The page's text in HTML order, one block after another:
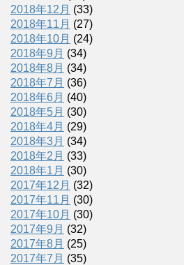
2018年12月 (33)
2018年11月 (27)
2018年10月 (24)
2018年9月 (34)
2018年8月 (34)
2018年7月 (36)
2018年6月 (40)
2018年5月 (30)
2018年4月 (29)
2018年3月 (34)
2018年2月 (33)
2018年1月 (30)
2017年12月 (32)
2017年11月 (30)
2017年10月 (30)
2017年9月 (32)
2017年8月 (25)
2017年7月 (35)